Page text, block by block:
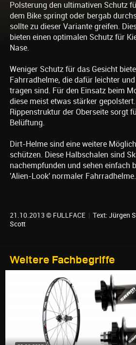
Polsterung den ultimativen Schutz
dem Bike springt oder bergab
sollte zu dieser Variante greifen.
bieten einen optimalen Schutz für
Nase.
Weniger Schutz für das Gesicht
Fahrradhelme, die dafür leichter
tragen sind. Für den Einsatz beim
diese meist etwas stärker
Rippenstruktur der Oberseite sorgt
Belüftung.
Dirt-Helme sind eine weitere
schützen. Diese Halbschalen sind
nachempfunden und sehen einfach
'Alien-Look' normaler Fahrradhelme.
21.10.2013 © FULLFACE | Text: Jürgen
Scott
Weitere Fachbegriffe